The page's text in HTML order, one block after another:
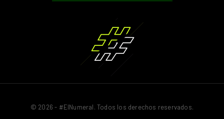
© 2026 - #ElNumeral. Todos los derechos reservados.